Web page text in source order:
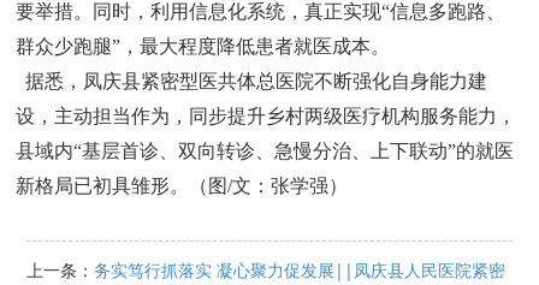
要举措。同时，利用信息化系统，真正实现“信息多跑路、
群众少跑腿”，最大程度降低患者就医成本。
据悉，凤庆县紧密型医共体总医院不断强化自身能力建
设，主动担当作为，同步提升乡村两级医疗机构服务能力，
县域内“基层首诊、双向转诊、急慢分治、上下联动”的就医
新格局已初具雏形。（图/文：张学强）
上一条： 务实笃行抓落实 凝心聚力促发展||凤庆县人民医院紧密